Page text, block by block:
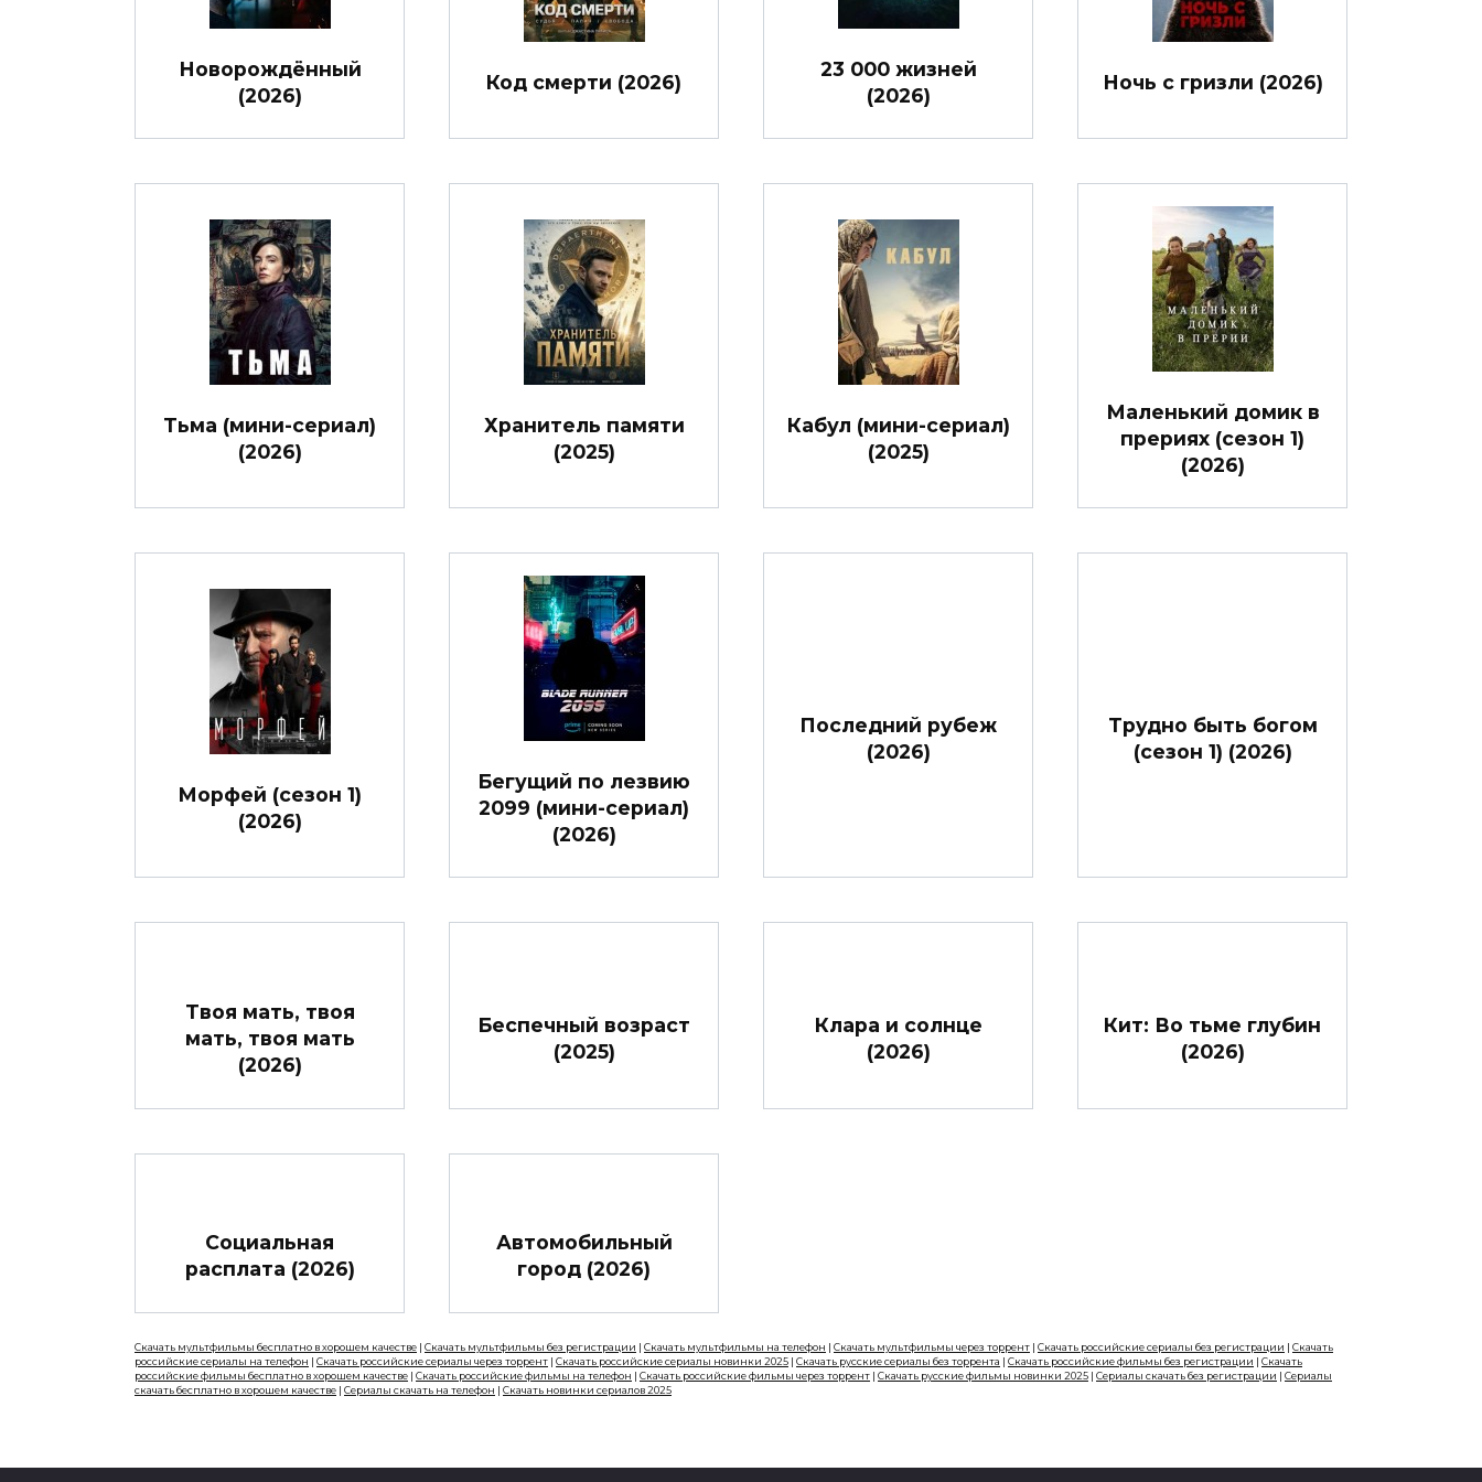
Новорождённый
(2026)
Код смерти (2026)
23 000 жизней
(2026)
Ночь с гризли (2026)
Тьма (мини-сериал)
(2026)
Хранитель памяти
(2025)
Кабул (мини-сериал)
(2025)
Маленький домик в
прериях (сезон 1)
(2026)
Морфей (сезон 1)
(2026)
Бегущий по лезвию
2099 (мини-сериал)
(2026)
Последний рубеж
(2026)
Трудно быть богом
(сезон 1) (2026)
Твоя мать, твоя
мать, твоя мать
(2026)
Беспечный возраст
(2025)
Клара и солнце
(2026)
Кит: Во тьме глубин
(2026)
Социальная
расплата (2026)
Автомобильный
город (2026)
Скачать мультфильмы бесплатно в хорошем качестве | Скачать мультфильмы без регистрации | Скачать мультфильмы на телефон | Скачать мультфильмы через торрент | Скачать российские сериалы без регистрации | Скачать
российские сериалы на телефон | Скачать российские сериалы через торрент | Скачать российские сериалы новинки 2025 | Скачать русские сериалы без торрента | Скачать российские фильмы без регистрации | Скачать
российские фильмы бесплатно в хорошем качестве | Скачать российские фильмы на телефон | Скачать российские фильмы через торрент | Скачать русские фильмы новинки 2025 | Сериалы скачать без регистрации | Сериалы
скачать бесплатно в хорошем качестве | Сериалы скачать на телефон | Скачать новинки сериалов 2025